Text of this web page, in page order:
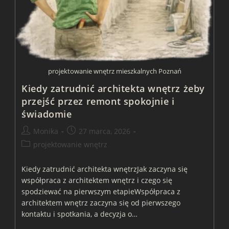
projektowanie wnętrz mieszkalnych Poznań
Kiedy zatrudnić architekta wnętrz żeby
przejść przez remont spokojnie i
świadomie
Post
author:
Monika
Post
published:
27 marca, 2026
Postprojektowanie wnętrz
Kiedy zatrudnić architekta wnętrzJak zaczyna się
współpraca z architektem wnętrz i czego się
spodziewać na pierwszym etapieWspółpraca z
architektem wnętrz zaczyna się od pierwszego
kontaktu i spotkania, a decyzja o…